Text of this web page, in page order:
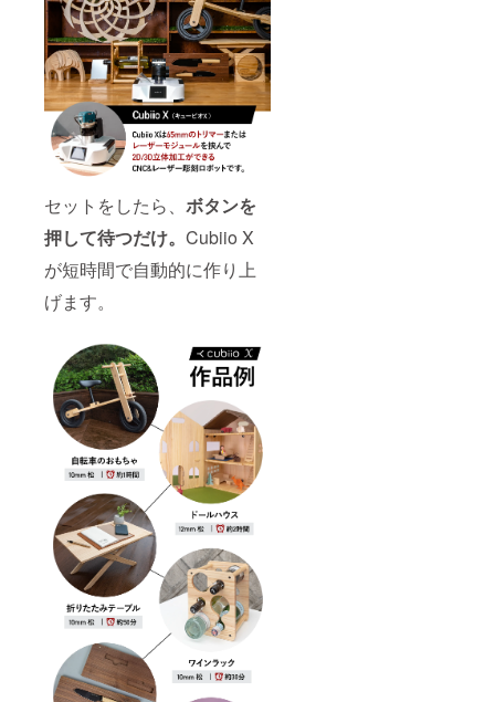
セットをしたら、 ボタンを
押して待つだけ。 Cubiio X
が短時間で自動的に作り上
げます。